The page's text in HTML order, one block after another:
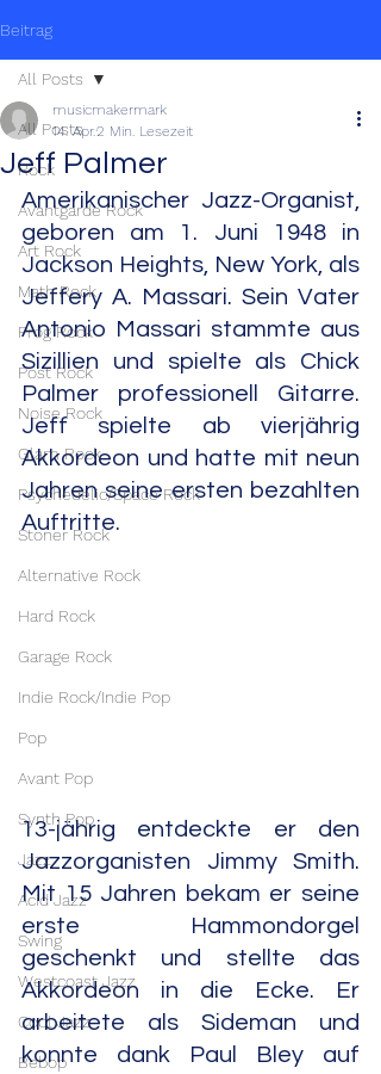
Beitrag
All Posts
Rock
Avantgarde Rock
Art Rock
Math Rock
Prog Rock
Post Rock
Noise Rock
Glam Rock
Psychedelic/Space Rock
Stoner Rock
Alternative Rock
Hard Rock
Garage Rock
Indie Rock/Indie Pop
Pop
Avant Pop
Synth Pop
Jazz
Acid Jazz
Swing
Westcoast Jazz
Cool Jazz
Bebop
All Posts
Jeff Palmer
musicmakermark
14. Apr.2 Min. Lesezeit
Amerikanischer Jazz-Organist,
geboren am 1. Juni 1948 in
Jackson Heights, New York, als
Jeffery A. Massari. Sein Vater
Antonio Massari stammte aus
Sizillien und spielte als Chick
Palmer professionell Gitarre.
Jeff spielte ab vierjährig
Akkordeon und hatte mit neun
Jahren seine ersten bezahlten
Auftritte.
13-jährig entdeckte er den
Jazzorganisten Jimmy Smith.
Mit 15 Jahren bekam er seine
erste Hammondorgel
geschenkt und stellte das
Akkordeon in die Ecke. Er
arbeitete als Sideman und
konnte dank Paul Bley auf